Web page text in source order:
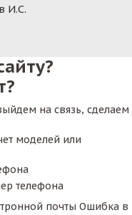
И.С.
на связь, сделаем
моделей или
телефона
почты Ошибка в